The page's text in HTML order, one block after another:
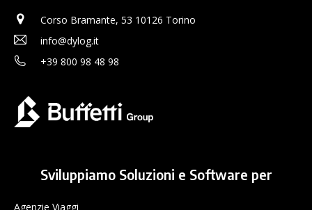
Corso Bramante, 53 10126 Torino
info@dylog.it
+39 800 98 48 98
Sviluppiamo Soluzioni e Software per
Agenzie Viaggi